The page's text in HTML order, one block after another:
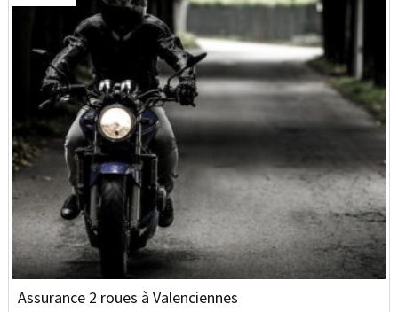
Assurance 2 roues à Valenciennes